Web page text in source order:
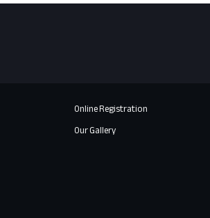
Online Registration
Our Gallery